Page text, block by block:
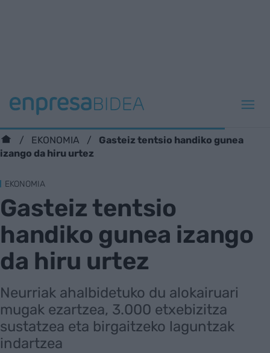
EKONOMIA
Gasteiz tentsio handiko gunea
izango da hiru urtez
EKONOMIA
Gasteiz tentsio
handiko gunea izango
da hiru urtez
Neurriak ahalbidetuko du alokairuari
mugak ezartzea, 3.000 etxebizitza
sustatzea eta birgaitzeko laguntzak
indartzea